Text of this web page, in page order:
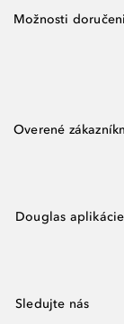
Možnosti
Overené
Douglas aplikácie
Sledujte nás